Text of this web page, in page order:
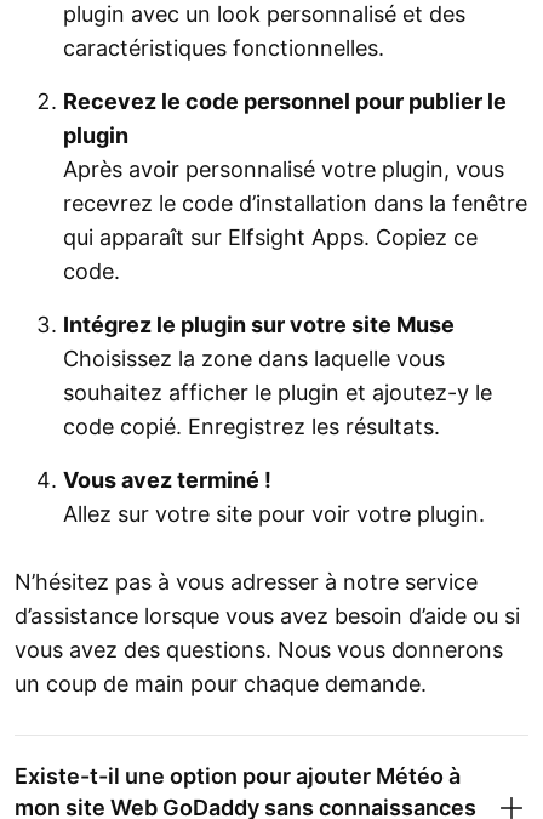
plugin avec un look personnalisé et des
caractéristiques fonctionnelles.
Recevez le code personnel pour publier le
plugin
Après avoir personnalisé votre plugin, vous
recevrez le code d’installation dans la fenêtre
qui apparaît sur Elfsight Apps. Copiez ce
code.
Intégrez le plugin sur votre site Muse
Choisissez la zone dans laquelle vous
souhaitez afficher le plugin et ajoutez-y le
code copié. Enregistrez les résultats.
Vous avez terminé !
Allez sur votre site pour voir votre plugin.
N’hésitez pas à vous adresser à notre service
d’assistance lorsque vous avez besoin d’aide ou si
vous avez des questions. Nous vous donnerons
un coup de main pour chaque demande.
Existe-t-il une option pour ajouter Météo à
mon site Web GoDaddy sans connaissances